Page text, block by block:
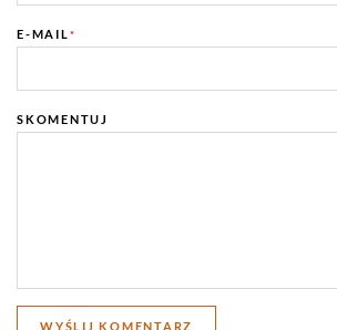
E-MAIL*
SKOMENTUJ